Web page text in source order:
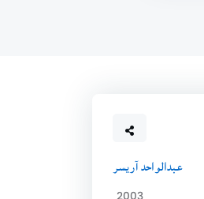
عبدالواحد آريسر
2003